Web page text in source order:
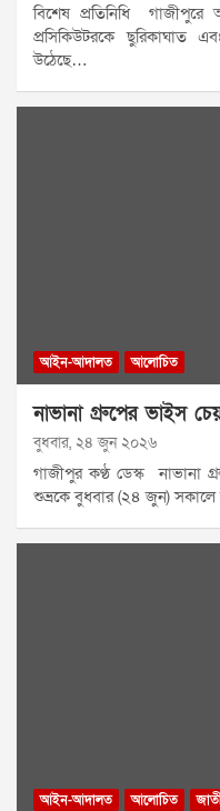
বিশেষ প্রতিনিধি
প্রসিকিউটরকে ছুরিকাঘাত
উঠেছে…
আইন-আদালত আলোচিত
নাভানা গ্রুপের ভাইস
বুধবার, ২৪ জুন ২০২৬
গাজীপুর কণ্ঠ ডেস্ক নাভানা
শুভ্রকে বুধবার (২৪ জুন) সকালে
আইন-আদালত আলোচিত